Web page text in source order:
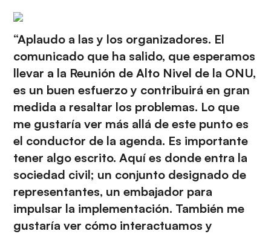
“Aplaudo a las y los organizadores. El
comunicado que ha salido, que esperamos
llevar a la Reunión de Alto Nivel de la ONU,
es un buen esfuerzo y contribuirá en gran
medida a resaltar los problemas. Lo que
me gustaría ver más allá de este punto es
el conductor de la agenda. Es importante
tener algo escrito. Aquí es donde entra la
sociedad civil; un conjunto designado de
representantes, un embajador para
impulsar la implementación. También me
gustaría ver cómo interactuamos y